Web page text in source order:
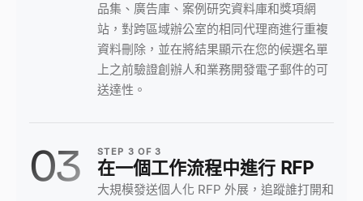
品集、廣告庫、案例研究資料庫和獎項網
站，對跨區域辦公室的相同代理商進行重複
資料刪除，並在將結果顯示在您的候選名單
上之前驗證創辦人和業務開發電子郵件的可
送達性。
03 STEP 3 OF3
在一個工作流程中進行 RFP
大規模發送個人化 RFP 外展，追蹤誰打開和